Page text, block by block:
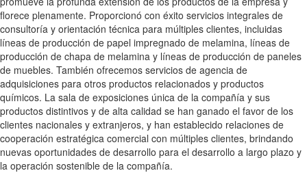
florece plenamente. Proporcionó con éxito servicios integrales de
consultoría y orientación técnica para múltiples clientes, incluidas
líneas de producción de papel impregnado de melamina, líneas de
producción de chapa de melamina y líneas de producción de paneles
de muebles. También ofrecemos servicios de agencia de
adquisiciones para otros productos relacionados y productos
químicos. La sala de exposiciones única de la compañía y sus
productos distintivos y de alta calidad se han ganado el favor de los
clientes nacionales y extranjeros, y han establecido relaciones de
cooperación estratégica comercial con múltiples clientes, brindando
nuevas oportunidades de desarrollo para el desarrollo a largo plazo y
la operación sostenible de la compañía.